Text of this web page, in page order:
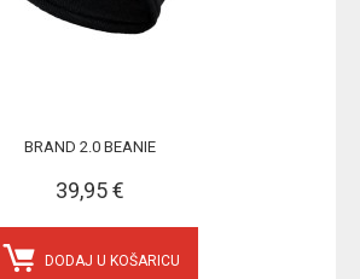
BRAND 2.0 BEANIE
39,95 €
DODAJ U KOŠARICU